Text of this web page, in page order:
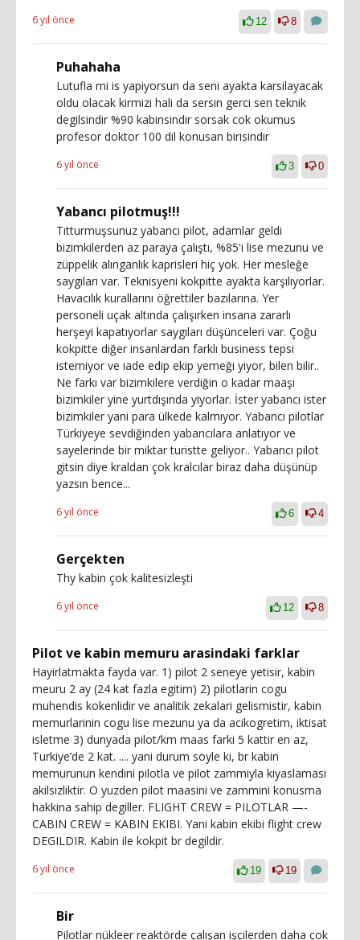
6 yıl önce 12 8
Puhahaha
Lutufla mi is yapiyorsun da seni ayakta karsilayacak
oldu olacak kirmizi hali da sersin gerci sen teknik
degilsindir %90 kabinsindir sorsak cok okumus
profesor doktor 100 dil konusan birisindir
6 yıl önce 3 0
Yabancı pilotmuş!!!
Tıtturmuşsunuz yabancı pilot, adamlar geldi
bizimkilerden az paraya çalıştı, %85'i lise mezunu ve
züppelik alınganlık kaprisleri hiç yok. Her mesleğe
saygıları var. Teknisyeni kokpitte ayakta karşılıyorlar.
Havacılık kurallarını öğrettiler bazılarına. Yer
personeli uçak altında çalışırken insana zararlı
herşeyi kapatıyorlar saygıları düşünceleri var. Çoğu
kokpitte diğer insanlardan farklı business tepsi
istemiyor ve iade edip ekip yemeği yiyor, bilen bilir..
Ne farkı var bizimkilere verdiğin o kadar maaşı
bizimkiler yine yurtdışında yiyorlar. İster yabancı ister
bizimkiler yani para ülkede kalmıyor. Yabancı pilotlar
Türkiyeye sevdiğinden yabancılara anlatıyor ve
sayelerinde bir miktar turistte geliyor.. Yabancı pilot
gitsin diye kraldan çok kralcılar biraz daha düşünüp
yazsın bence...
6 yıl önce 6 4
Gerçekten
Thy kabin çok kalitesizleşti
6 yıl önce 12 8
Pilot ve kabin memuru arasindaki farklar
Hayirlatmakta fayda var. 1) pilot 2 seneye yetisir, kabin
meuru 2 ay (24 kat fazla egitim) 2) pilotlarin cogu
muhendis kokenlidir ve analitik zekalari gelismistir, kabin
memurlarinin cogu lise mezunu ya da acikogretim, iktisat
isletme 3) dunyada pilot/km maas farki 5 kattir en az,
Turkiye’de 2 kat. .... yani durum soyle ki, br kabin
memurunun kendini pilotla ve pilot zammiyla kiyaslamasi
akilsizliktir. O yuzden pilot maasini ve zammini konusma
hakkina sahip degiller. FLIGHT CREW = PILOTLAR —-
CABIN CREW = KABIN EKIBI. Yani kabin ekibi flight crew
DEGILDIR. Kabin ile kokpit br degildir.
6 yıl önce 19 19
Bir
Pilotlar nükleer reaktörde çalışan işçilerden daha çok